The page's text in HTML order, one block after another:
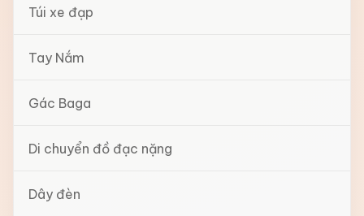
Túi xe đạp
Tay Nắm
Gác Baga
Di chuyển đồ đạc nặng
Dây đèn